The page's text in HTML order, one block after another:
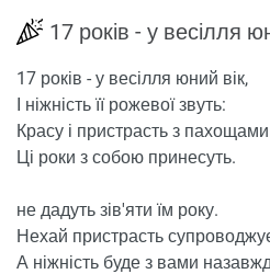
17 років - у весілля
17 років - у весілля юний вік,
І ніжність її рожевої звуть:
Красу і пристрасть з
Ці роки з собою принесуть.
не дадуть зів'яти їм року.
Нехай пристрасть
А ніжність буде з вами